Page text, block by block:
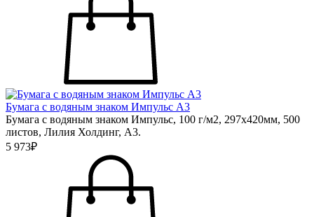
Бумага с водяным знаком Импульс А3
Бумага с водяным знаком Импульс, 100 г/м2, 297х420мм, 500
листов, Лилия Холдинг, А3.
5 973₽